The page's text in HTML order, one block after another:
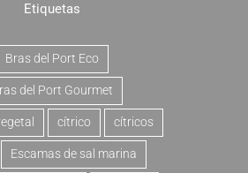
Etiquetas
Bras del Port Eco
del Port Gourmet
cítrico cítricos
Escamas de sal marina